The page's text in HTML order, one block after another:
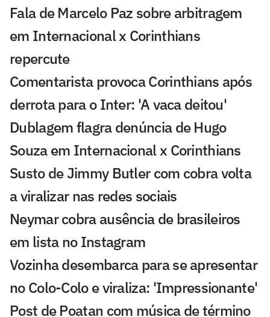
Fala de Marcelo Paz sobre arbitragem
em Internacional x Corinthians
repercute
Comentarista provoca Corinthians após
derrota para o Inter: 'A vaca deitou'
Dublagem flagra denúncia de Hugo
Souza em Internacional x Corinthians
Susto de Jimmy Butler com cobra volta
a viralizar nas redes sociais
Neymar cobra ausência de brasileiros
em lista no Instagram
Vozinha desembarca para se apresentar
no Colo-Colo e viraliza: 'Impressionante'
Post de Poatan com música de término